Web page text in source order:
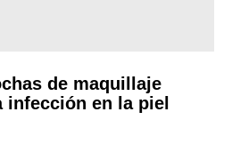
de maquillaje
infección en la piel